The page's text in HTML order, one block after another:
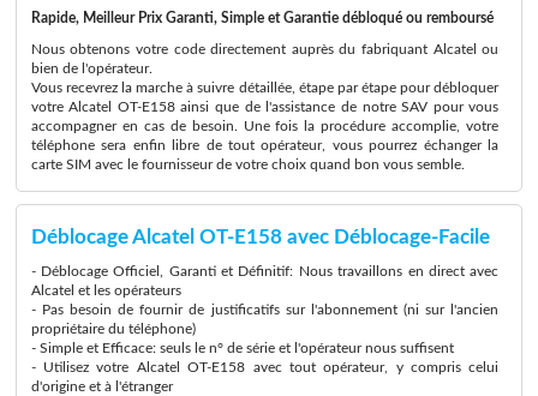
Rapide, Meilleur Prix Garanti, Simple et Garantie débloqué ou remboursé
Nous obtenons votre code directement auprès du fabriquant Alcatel ou
bien de l'opérateur.
Vous recevrez la marche à suivre détaillée, étape par étape pour débloquer
votre Alcatel OT-E158 ainsi que de l'assistance de notre SAV pour vous
accompagner en cas de besoin. Une fois la procédure accomplie, votre
téléphone sera enfin libre de tout opérateur, vous pourrez échanger la
carte SIM avec le fournisseur de votre choix quand bon vous semble.
Déblocage Alcatel OT-E158 avec Déblocage-Facile
- Déblocage Officiel, Garanti et Définitif: Nous travaillons en direct avec
Alcatel et les opérateurs
- Pas besoin de fournir de justificatifs sur l'abonnement (ni sur l'ancien
propriétaire du téléphone)
- Simple et Efficace: seuls le n° de série et l'opérateur nous suffisent
- Utilisez votre Alcatel OT-E158 avec tout opérateur, y compris celui
d'origine et à l'étranger